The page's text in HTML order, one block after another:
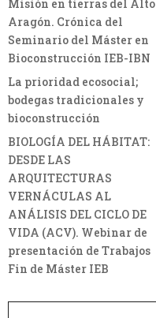
Misión en tierras del Alto
Aragón. Crónica del
Seminario del Máster en
Bioconstrucción IEB-IBN
La prioridad ecosocial;
bodegas tradicionales y
bioconstrucción
BIOLOGÍA DEL HÁBITAT:
DESDE LAS
ARQUITECTURAS
VERNÁCULAS AL
ANÁLISIS DEL CICLO DE
VIDA (ACV). Webinar de
presentación de Trabajos
Fin de Máster IEB